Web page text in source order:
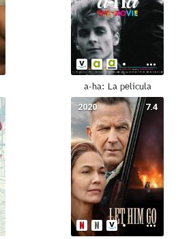
a-ha: La película
7.4
2020